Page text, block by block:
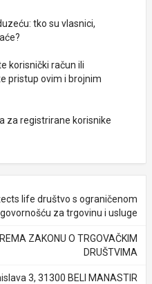
tko su vlasnici,
korisnički račun ili
pristup ovim i brojnim
za registrirane korisnike
life društvo s ograničenom
za trgovinu i usluge
ZAKONU O TRGOVAČKIM
DRUŠTVIMA
3, 31300 BELI MANASTIR